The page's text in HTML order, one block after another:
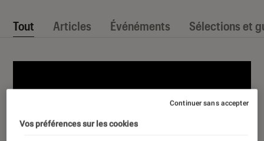
Tout Articles Événéments Sélections et
Vos préférences sur les cookies
Continuer sans accepter